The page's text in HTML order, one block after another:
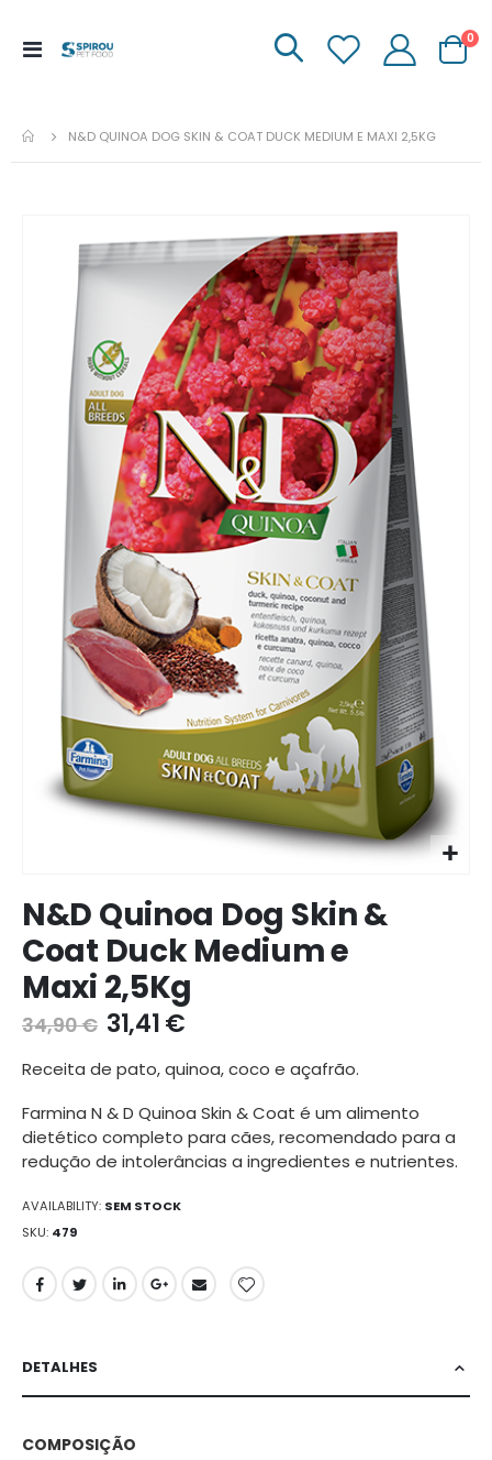
Menu
0
N&D QUINOA DOG SKIN & COAT DUCK MEDIUM E MAXI 2,5KG
imagens
para
o
início
da
galeria
de
N&D Quinoa Dog Skin &
Coat Duck Medium e
Maxi 2,5Kg
34,90 € 31,41 €
Receita de pato, quinoa, coco e açafrão.
Farmina N & D Quinoa Skin & Coat é um alimento
dietético completo para cães, recomendado para a
redução de intolerâncias a ingredientes e nutrientes.
AVAILABILITY: SEM STOCK
SKU 479
DETALHES
COMPOSIÇÃO